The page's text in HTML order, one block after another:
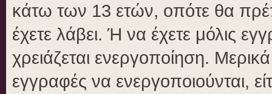
κάτω των 13 ετών, οπότε θα
έχετε λάβει. Ή να έχετε μόλις
χρειάζεται ενεργοποίηση.
εγγραφές να ενεργοποιούνται,